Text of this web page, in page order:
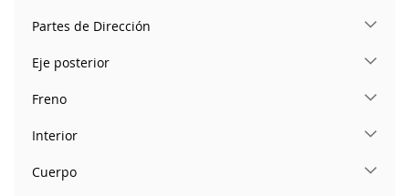
Partes de Dirección
Eje posterior
Freno
Interior
Cuerpo